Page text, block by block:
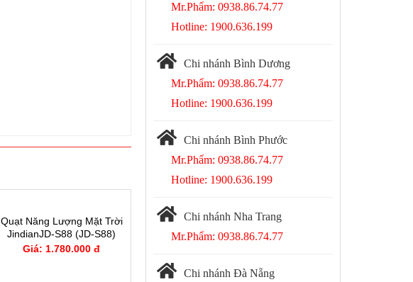
Mr.Phẩm: 0938.86.74.77
Hotline: 1900.636.199
Chi nhánh Bình Dương
Mr.Phẩm: 0938.86.74.77
Hotline: 1900.636.199
Chi nhánh Bình Phước
Mr.Phẩm: 0938.86.74.77
Hotline: 1900.636.199
Chi nhánh Nha Trang
Mr.Phẩm: 0938.86.74.77
Chi nhánh Đà Nẵng
Quạt Năng Lượng Mặt Trời
JindianJD-S88 (JD-S88)
Giá: 1.780.000 đ